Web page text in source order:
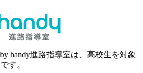
handy進路指導室は、高校生を対象
す。